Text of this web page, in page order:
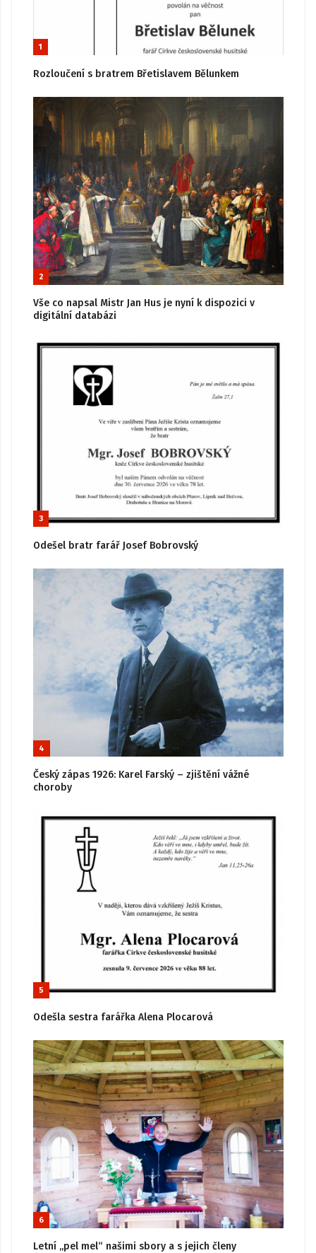
1
Rozloučení s bratrem Břetislavem Bělunkem
2
Vše co napsal Mistr Jan Hus je nyní k dispozici v
digitální databázi
3
Odešel bratr farář Josef Bobrovský
4
Český zápas 1926: Karel Farský – zjištění vážné
choroby
5
Odešla sestra farářka Alena Plocarová
6
Letní „pel mel“ našimi sbory a s jejich členy